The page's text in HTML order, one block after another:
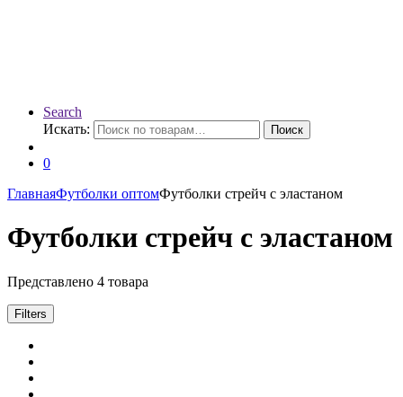
Search
Искать:
Поиск
0
ГлавнаяФутболки оптомФутболки стрейч с эластаном
Футболки стрейч с эластаном
Представлено 4 товара
Filters